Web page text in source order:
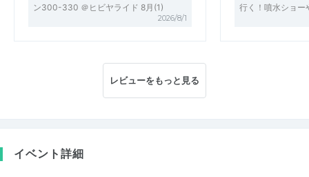
ン300-330 ＠ヒビヤライド 8月(1)
2026/8/1
行く！噴水ショ
レビューをもっと見る
イベント詳細